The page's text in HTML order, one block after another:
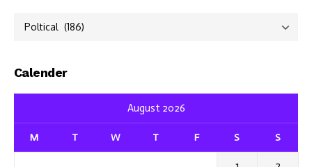
Categories
Calender
August 2026
M T W T F S S